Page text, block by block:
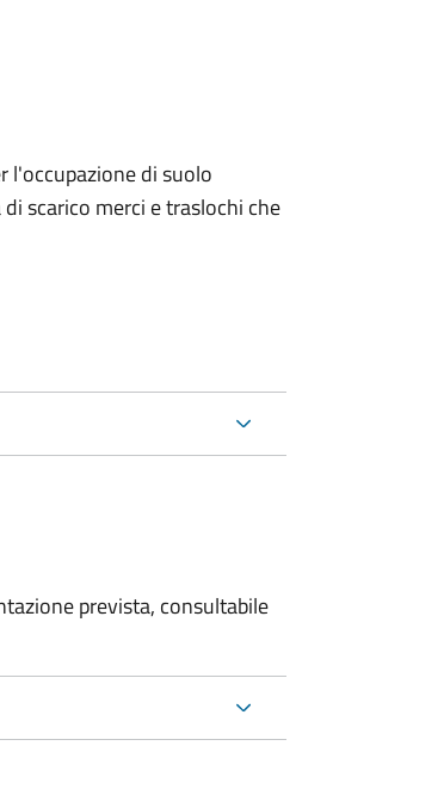
l'occupazione di suolo
scarico merci e traslochi che
prevista, consultabile